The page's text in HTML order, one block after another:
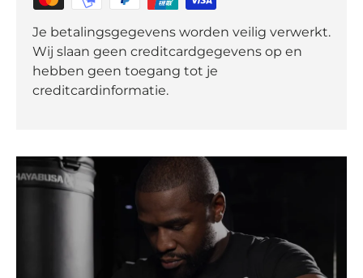
Je betalingsgegevens worden veilig verwerkt.
Wij slaan geen creditcardgegevens op en
hebben geen toegang tot je
creditcardinformatie.